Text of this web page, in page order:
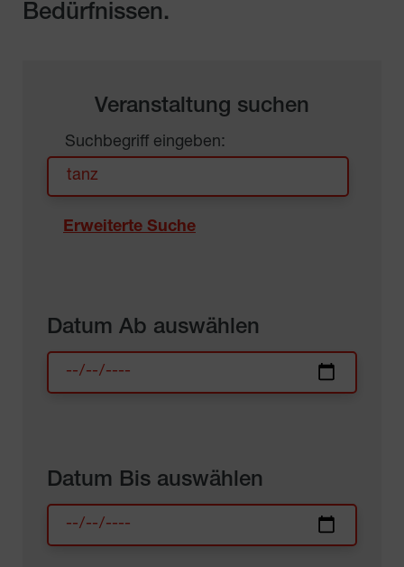
Bedürfnissen.
Veranstaltung suchen
Suchbegriff eingeben:
Erweiterte Suche
Datum Ab auswählen
Datum Bis auswählen